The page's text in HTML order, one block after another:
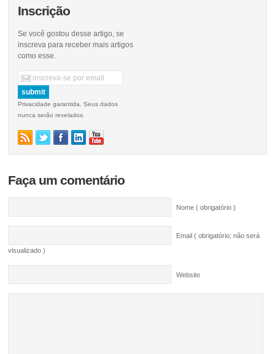
Inscrição
Se você gostou desse artigo, se
inscreva para receber mais artigos
como esse.
Privacidade garantida. Seus dados
nunca serão revelados.
Faça um comentário
Nome ( obrigatório )
Email ( obrigatório; não será
visualizado )
Website